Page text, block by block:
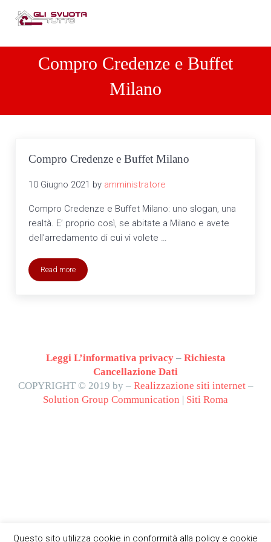
Passa al contenuto principale
Skip to header right navigation
Skip to site footer
Compro Credenze e Buffet
Milano
Compro Credenze e Buffet Milano
10 Giugno 2021 by amministratore
Compro Credenze e Buffet Milano: uno slogan, una
realtà. E’ proprio così, se abitate a Milano e avete
dell’arredamento di cui vi volete …
Read moreCompro Credenze e Buffet Milano
Leggi L’informativa privacy– Richiesta
Cancellazione Dati
COPYRIGHT © 2019 by – Realizzazione siti internet–
Solution Group Communication | Siti Roma
Questo sito utilizza cookie in conformità alla policy e cookie